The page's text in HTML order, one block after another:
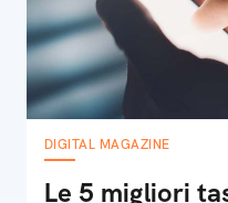
DIGITAL MAGAZINE
Le 5 migliori